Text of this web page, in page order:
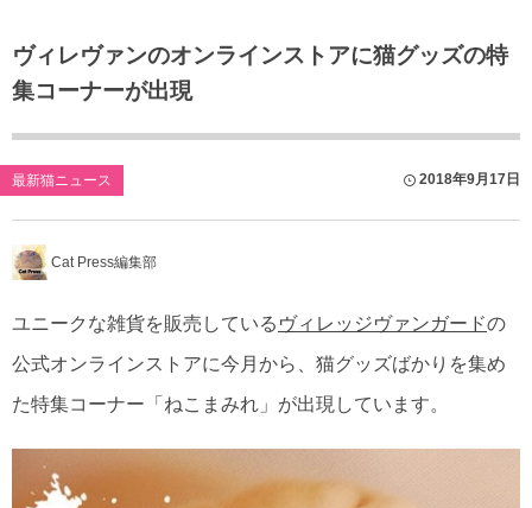
ヴィレヴァンのオンラインストアに猫グッズの特
集コーナーが出現
最新猫ニュース 2018年9月17日
Cat Press編集部
ユニークな雑貨を販売している ヴィレッジヴァンガードの
公式オンラインストアに今月から、猫グッズばかりを集め
た特集コーナー「ねこまみれ」が出現しています。
猫のゲーム・アプリ
猫のフリー写真素材